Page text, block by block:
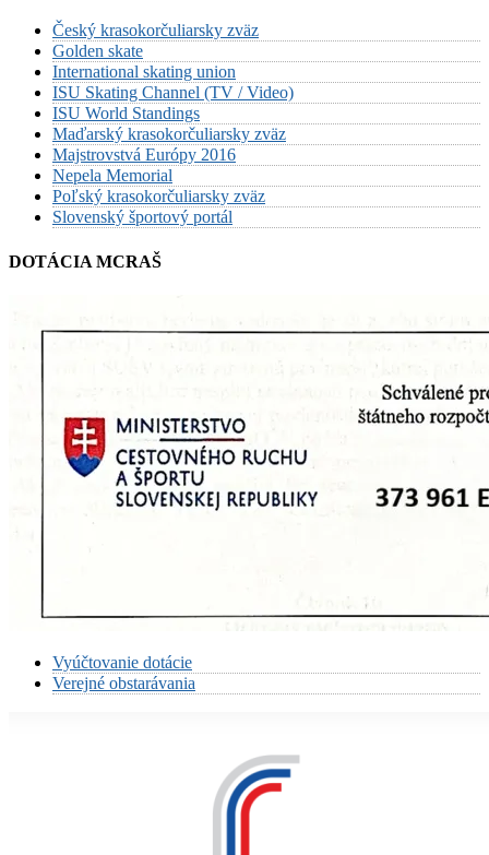
Český krasokorčuliarsky zväz
Golden skate
International skating union
ISU Skating Channel (TV / Video)
ISU World Standings
Maďarský krasokorčuliarsky zväz
Majstrovstvá Európy 2016
Nepela Memorial
Poľský krasokorčuliarsky zväz
Slovenský športový portál
DOTÁCIA MCRAŠ
Vyúčtovanie dotácie
Verejné obstarávania